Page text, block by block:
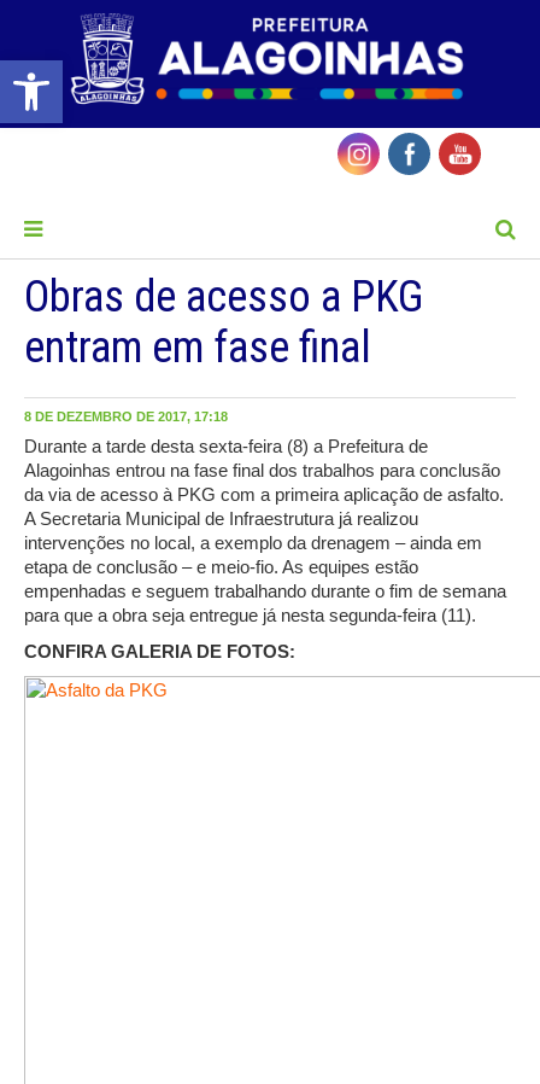
Barra de Ferramentas Aberta
Obras de acesso a PKG
entram em fase final
8 DE DEZEMBRO DE 2017, 17:18
Durante a tarde desta sexta-feira (8) a Prefeitura de
Alagoinhas entrou na fase final dos trabalhos para conclusão
da via de acesso à PKG com a primeira aplicação de asfalto.
A Secretaria Municipal de Infraestrutura já realizou
intervenções no local, a exemplo da drenagem – ainda em
etapa de conclusão – e meio-fio. As equipes estão
empenhadas e seguem trabalhando durante o fim de semana
para que a obra seja entregue já nesta segunda-feira (11).
CONFIRA GALERIA DE FOTOS: